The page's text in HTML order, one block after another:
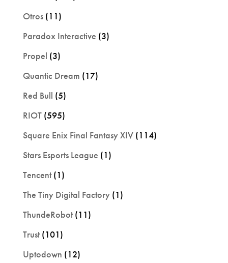
Otros(11)
Paradox Interactive (3)
Propel (3)
Quantic Dream (17)
Red Bull (5)
RIOT(595)
Square Enix Final Fantasy XIV(114)
Stars Esports League (1)
Tencent(1)
The Tiny Digital Factory(1)
ThundeRobot(11)
Trust(101)
Uptodown (12)